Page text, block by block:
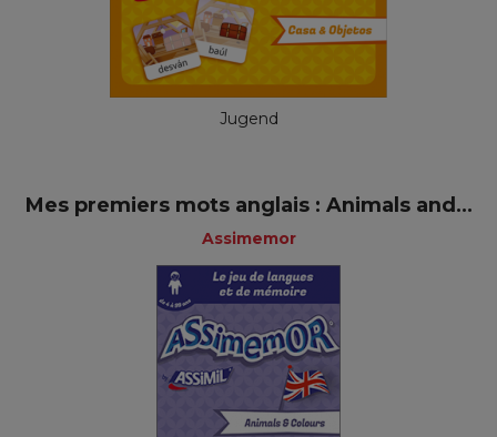
Jugend
Mes premiers mots anglais : Animals and...
Assimemor